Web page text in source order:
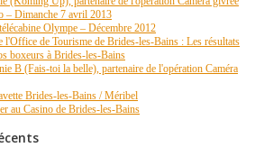
– Dimanche 7 avril 2013
Olympe – Décembre 2012
l'Office de Tourisme de Brides-les-Bains : Les résultats
boxeurs à Brides-les-Bains
B (Fais-toi la belle), partenaire de l'opération Caméra
Brides-les-Bains / Méribel
au Casino de Brides-les-Bains